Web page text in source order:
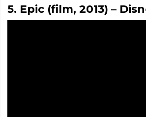
5. Epic (film, 2013) –